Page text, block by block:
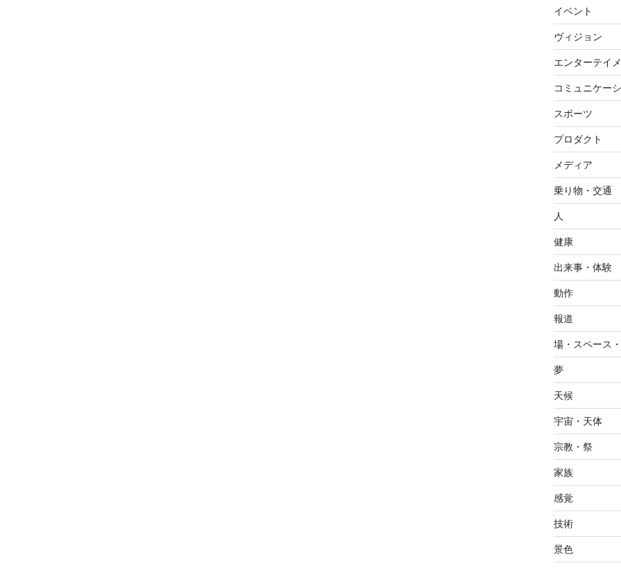
イベント
ヴィジョン
エンターテイ
コミュニケー
スポーツ
プロダクト
メディア
乗り物・交通
人
健康
出来事・体験
動作
報道
場・スペース
夢
天候
宇宙・天体
宗教・祭
家族
感覚
技術
景色